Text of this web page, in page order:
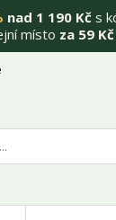
nad 1 190 Kčs
místo za 59